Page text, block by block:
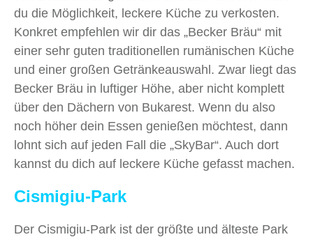
du die Möglichkeit, leckere Küche zu verkosten.
Konkret empfehlen wir dir das „Becker Bräu“ mit
einer sehr guten traditionellen rumänischen Küche
und einer großen Getränkeauswahl. Zwar liegt das
Becker Bräu in luftiger Höhe, aber nicht komplett
über den Dächern von Bukarest. Wenn du also
noch höher dein Essen genießen möchtest, dann
lohnt sich auf jeden Fall die „SkyBar“. Auch dort
kannst du dich auf leckere Küche gefasst machen.
Cismigiu-Park
Der Cismigiu-Park ist der größte und älteste Park